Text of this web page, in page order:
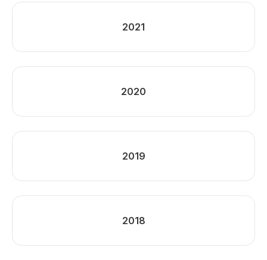
2021
2020
2019
2018